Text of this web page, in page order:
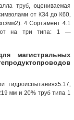
труб, оцениваемая
от К34 до К60,
мм2). 4 Сортамент 4.1
на три типа: 1 —
магистральных
гидроиспытаниях5.17;
мм и 20% труб типа 1